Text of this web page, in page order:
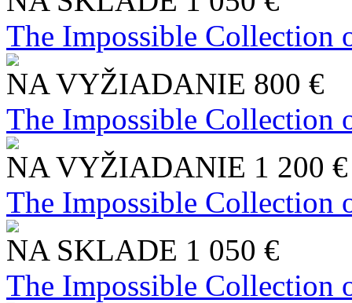
The Impossible Collection
NA VYŽIADANIE 800 €
The Impossible Collection
NA VYŽIADANIE 1 200 €
The Impossible Collection
NA SKLADE 1 050 €
The Impossible Collection